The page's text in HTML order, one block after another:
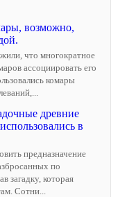
возможно,
что многократное
ассоциировать его
комары
древние
в
предназначение
по
загадку, которая
Сотни...